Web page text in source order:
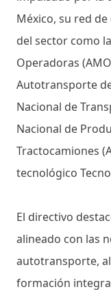
México, su red
del sector como
Operadoras
Autotransporte de
Nacional de
Nacional de
Tractocamiones
tecnológico
El directivo
alineado con las
autotransporte,
formación